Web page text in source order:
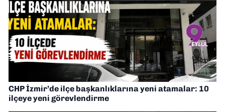
CHP İzmir’de ilçe başkanlıklarına yeni atamalar: 10
ilçeye yeni görevlendirme